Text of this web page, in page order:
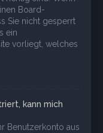
Board-
Sie nicht gesperrt
ein
vorliegt, welches
kann mich
Benutzerkonto aus